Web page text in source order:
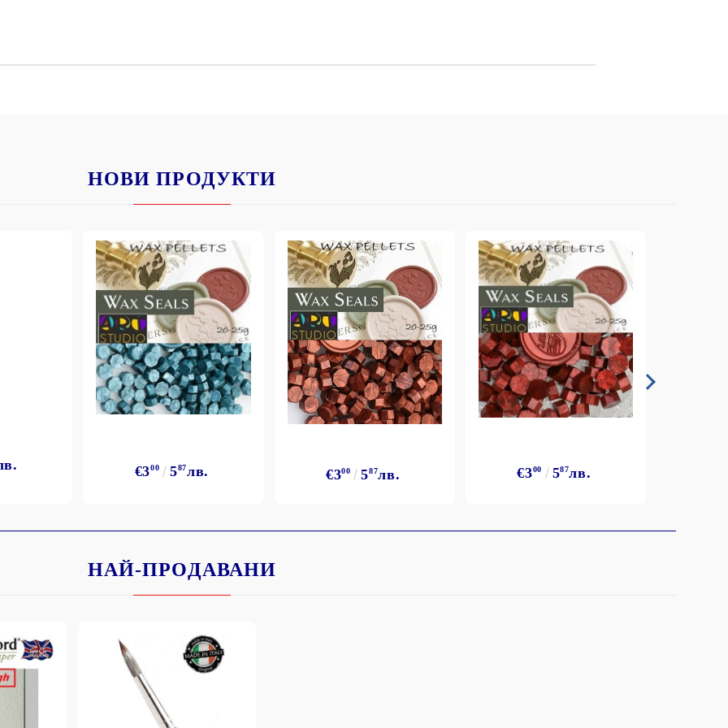
ЩАНЦИ
ЗА ВОСЪК И ЦВЕТНИ
Пликове и комплекти заготовки за
хартии
Цветни и крафт картони / хартии
Креативни и ръчни картони и хартии
Креп, тишу, деко велпапе и др.
Цветен и фигурален паус
мастила
Инструменти за релеф
Папки за релеф и ембос плочи
НОВИ ПРОДУКТИ
€300 587лв. €300 587лв. €300 587лв.
НАЙ-ПРОДАВАНИ